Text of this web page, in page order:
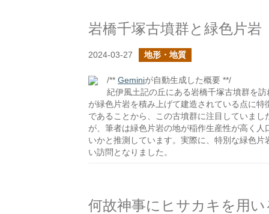
岩橋千塚古墳群と緑色片岩
2024-03-27 地形・地質
/** Geminiが自動生成した概要 **/
紀伊風土記の丘にある岩橋千塚古墳群を
が緑色片岩を積み上げて建造されている点に
であることから、この古墳群に注目していま
が、筆者は緑色片岩の地が稲作生産性が高く
いかと推測しています。実際に、特別な緑色
い訪問となりました。
何故神事にヒサカキを用い